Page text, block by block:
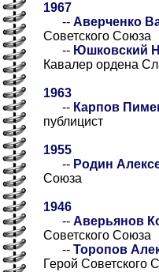
1967
-- Аверченко
Советского Союза
-- Юшковский
Кавалер ордена
1963
-- Карпов
публицист
1955
-- Родин
Союза
1946
-- Аверьянов
Советского Союза
-- Торопов
Герой Советского